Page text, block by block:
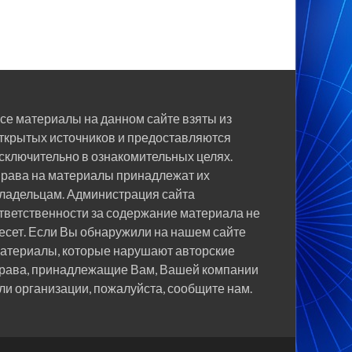
материалы на данном сайте взяты из
источников и предоставляются
в ознакомительных целях.
на материалы принадлежат их
Администрация сайта
за содержание материала не
Если Вы обнаружили на нашем сайте
которые нарушают авторские
принадлежащие Вам, Вашей компании
организации, пожалуйста, сообщите нам.